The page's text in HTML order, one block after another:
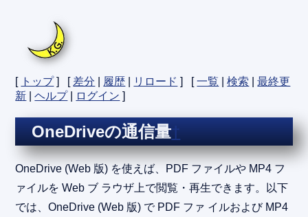
[ トップ] [ 差分 履歴 リロード ] [一覧 |検索 |最終更
新 |ヘルプ| ログイン ]
OneDriveの通信量†
OneDrive (Web 版) を使えば、PDF ファイルや MP4 フ
ァイルを Web ブ ラウザ上で閲覧・再生できます。以下
では、OneDrive (Web 版) で PDF ファ イルおよび MP4